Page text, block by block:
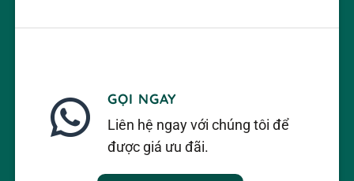
GỌI NGAY
Liên hệ ngay với chúng tôi để
được giá ưu đãi.